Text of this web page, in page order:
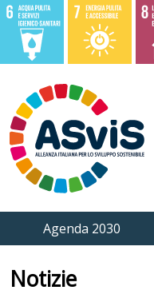
Agenda 2030
Notizie